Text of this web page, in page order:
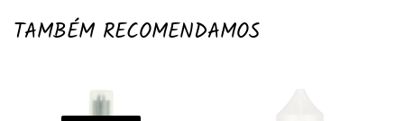
TAMBÉM RECOMENDAMOS